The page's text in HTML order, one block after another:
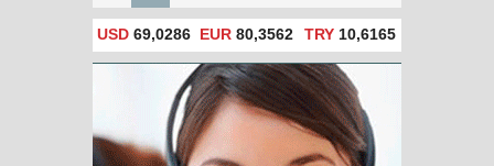
USD 69,0286 EUR 80,3562 TRY10,6165